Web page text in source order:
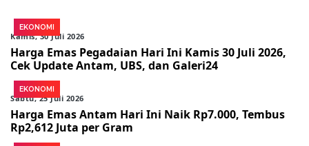
EKONOMI
Kamis, 30 Juli 2026
Harga Emas Pegadaian Hari Ini Kamis 30 Juli 2026,
Cek Update Antam, UBS, dan Galeri24
EKONOMI
Sabtu, 25 Juli 2026
Harga Emas Antam Hari Ini Naik Rp7.000, Tembus
Rp2,612 Juta per Gram